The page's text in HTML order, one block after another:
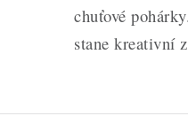
chuťové
stane kreativní